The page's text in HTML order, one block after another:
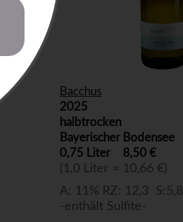
Bacchus
2025
halbtrocken
Bayerischer Bodensee
0,75 Liter
8,50 €
(1,0 Liter = 10,66 €)
A: 11% RZ: 12,3 S:5,8
-enthält Sulfite-